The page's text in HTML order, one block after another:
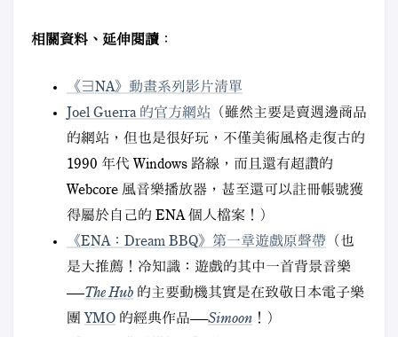
相關資料、延伸閱讀 ：
《∃NA》動畫系列影片清單
Joel Guerra 的官方網站 （雖然主要是賣週邊商品
的網站，但也是很好玩，不僅美術風格走復古的
1990 年代 Windows 路線，而且還有超讚的
Webcore 風音樂播放器，甚至還可以註冊帳號獲
得屬於自己的 ENA 個人檔案！）
《ENA：Dream BBQ》第一章遊戲原聲帶 （也
是大推薦！冷知識：遊戲的其中一首背景音樂
——The Hub 的主要動機其實是在致敬日本電子樂
團 YMO 的經典作品——Simoon ！）